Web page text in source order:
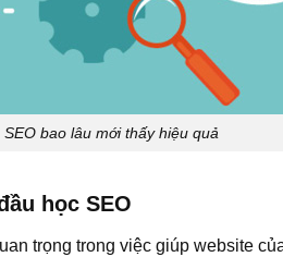
SEO bao lâu mới thấy hiệu quả
học SEO
trọng trong việc giúp website